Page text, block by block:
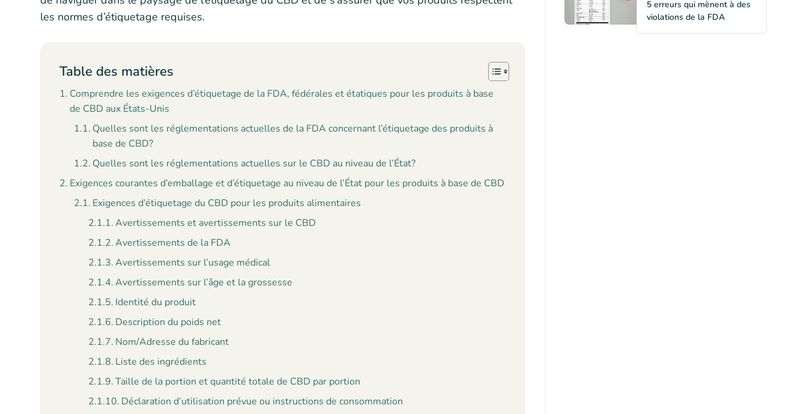
les normes d’étiquetage requises.
Table des matières
Comprendre les exigences d’étiquetage de la FDA, fédérales et étatiques pour les produits à base
de CBD aux États-Unis
Quelles sont les réglementations actuelles de la FDA concernant l’étiquetage des produits à
base de CBD?
Quelles sont les réglementations actuelles sur le CBD au niveau de l’État?
Exigences courantes d’emballage et d’étiquetage au niveau de l’État pour les produits à base de CBD
Exigences d’étiquetage du CBD pour les produits alimentaires
Avertissements et avertissements sur le CBD
Avertissements de la FDA
Avertissements sur l’usage médical
Avertissements sur l’âge et la grossesse
Identité du produit
Description du poids net
Nom/Adresse du fabricant
Liste des ingrédients
Taille de la portion et quantité totale de CBD par portion
Déclaration d’utilisation prévue ou instructions de consommation
5 erreurs qui mènent à des
violations de la FDA